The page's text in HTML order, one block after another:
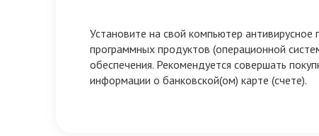
Установите на свой компьютер
программных продуктов (операционной
обеспечения. Рекомендуется совершать
информации о банковской(ом) карте (счете).